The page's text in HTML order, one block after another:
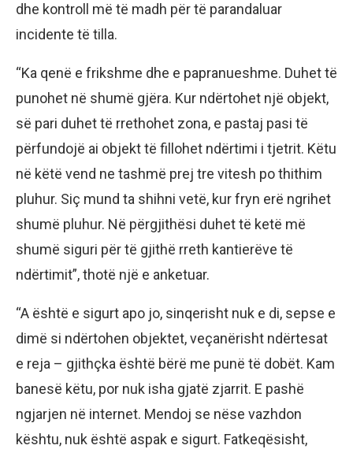
dhe kontroll më të madh për të parandaluar
incidente të tilla.
“Ka qenë e frikshme dhe e papranueshme. Duhet të
punohet në shumë gjëra. Kur ndërtohet një objekt,
së pari duhet të rrethohet zona, e pastaj pasi të
përfundojë ai objekt të fillohet ndërtimi i tjetrit. Këtu
në këtë vend ne tashmë prej tre vitesh po thithim
pluhur. Siç mund ta shihni vetë, kur fryn erë ngrihet
shumë pluhur. Në përgjithësi duhet të ketë më
shumë siguri për të gjithë rreth kantierëve të
ndërtimit”, thotë një e anketuar.
“A është e sigurt apo jo, sinqerisht nuk e di, sepse e
dimë si ndërtohen objektet, veçanërisht ndërtesat
e reja – gjithçka është bërë me punë të dobët. Kam
banesë këtu, por nuk isha gjatë zjarrit. E pashë
ngjarjen në internet. Mendoj se nëse vazhdon
kështu, nuk është aspak e sigurt. Fatkeqësisht,